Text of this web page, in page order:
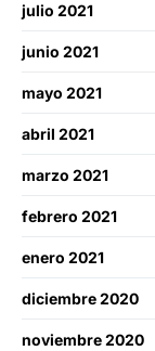
julio 2021
junio 2021
mayo 2021
abril 2021
marzo 2021
febrero 2021
enero 2021
diciembre 2020
noviembre 2020